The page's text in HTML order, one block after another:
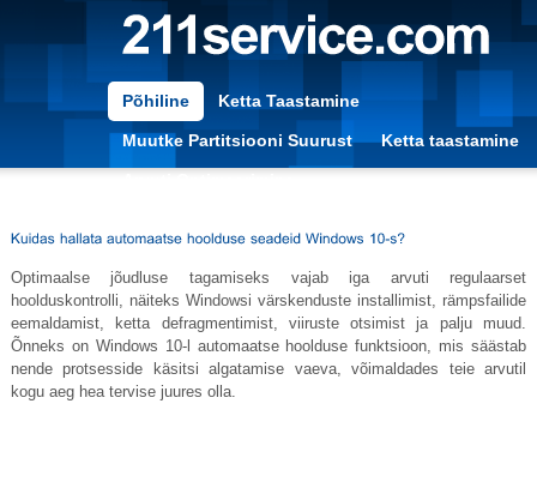
Põhiline Ketta Taastamine
Muutke Partitsiooni Suurust Ketta taastamine
Optimaalse jõudluse tagamiseks vajab iga arvuti regulaarset
hoolduskontrolli, näiteks Windowsi värskenduste installimist, rämpsfailide
eemaldamist, ketta defragmentimist, viiruste otsimist ja palju muud.
Õnneks on Windows 10-l automaatse hoolduse funktsioon, mis säästab
nende protsesside käsitsi algatamise vaeva, võimaldades teie arvutil
kogu aeg hea tervise juures olla.